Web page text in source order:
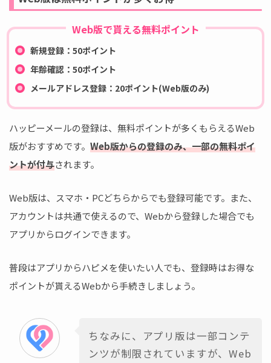
Web版で貰える無料ポイント
新規登録：50ポイント
年齢確認：50ポイント
メールアドレス登録：20ポイント(Web版のみ)
ハッピーメールの登録は、無料ポイントが多くもらえるWeb
版がおすすめです。 Web版からの登録のみ、一部の無料ポイ
ントが付与されます。
Web版は、スマホ・PCどちらからでも登録可能です。また、
アカウントは共通で使えるので、Webから登録した場合でも
アプリからログインできます。
普段はアプリからハピメを使いたい人でも、登録時はお得な
ポイントが貰えるWebから手続きしましょう。
ちなみに、アプリ版は一部コンテ
ンツが制限されていますが、Web